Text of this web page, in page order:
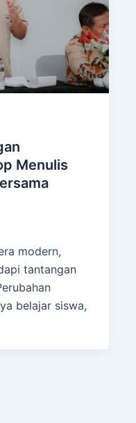
Menulis
modern,
tantangan
belajar siswa,